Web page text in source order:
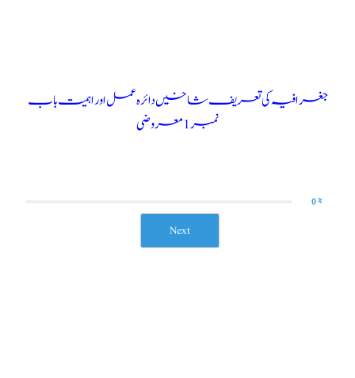
نمبر 1 معروضی
0 %
Next